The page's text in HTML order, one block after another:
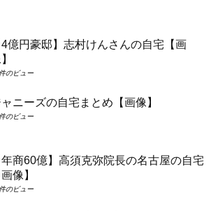
4億円豪邸】志村けんさんの自宅【画
のビュー
ャニーズの自宅まとめ【画像】
のビュー
年商60億】高須克弥院長の名古屋の自宅
画像】
のビュー